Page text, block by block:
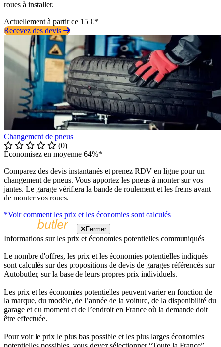
roues à installer.
Actuellement à partir de 15 €*
Recevez des devis
Changement de pneus
(0)
Économisez en moyenne 64%*
Comparez des devis instantanés et prenez RDV en ligne pour un
changement de pneus. Vous apportez les pneus à monter sur vos
jantes. Le garage vérifiera la bande de roulement et les freins avant
de monter vos roues.
*Voir comment les prix et les économies sont calculés
Fermer
Informations sur les prix et économies potentielles communiqués
Le nombre d'offres, les prix et les économies potentielles indiqués
sont calculés sur des propositions de devis de garages référencés sur
Autobutler, sur la base de leurs propres prix individuels.
Les prix et les économies potentielles peuvent varier en fonction de
la marque, du modèle, de l’année de la voiture, de la disponibilité du
garage et du moment et de l’endroit en France où la demande doit
être effectuée.
Pour voir le prix le plus bas possible et les plus larges économies
potentielles possibles, vous devez sélectionner “Toute la France”